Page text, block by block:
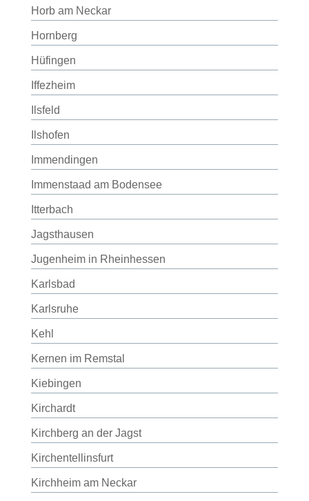
Horb am Neckar
Hornberg
Hüfingen
Iffezheim
Ilsfeld
Ilshofen
Immendingen
Immenstaad am Bodensee
Itterbach
Jagsthausen
Jugenheim in Rheinhessen
Karlsbad
Karlsruhe
Kehl
Kernen im Remstal
Kiebingen
Kirchardt
Kirchberg an der Jagst
Kirchentellinsfurt
Kirchheim am Neckar